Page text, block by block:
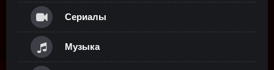
Сериалы
Музыка